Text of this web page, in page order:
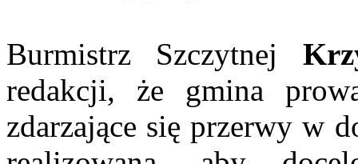
Burmistrz Szczytnej
redakcji, że gmina
zdarzające się przerwy w